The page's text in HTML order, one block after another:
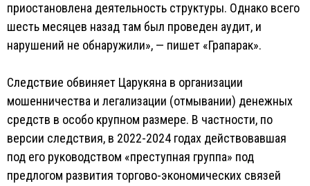
приостановлена деятельность структуры. Однако всего
шесть месяцев назад там был проведен аудит, и
нарушений не обнаружили», — пишет «Грапарак».
Следствие обвиняет Царукяна в организации
мошенничества и легализации (отмывании) денежных
средств в особо крупном размере. В частности, по
версии следствия, в 2022-2024 годах действовавшая
под его руководством «преступная группа» под
предлогом развития торгово-экономических связей